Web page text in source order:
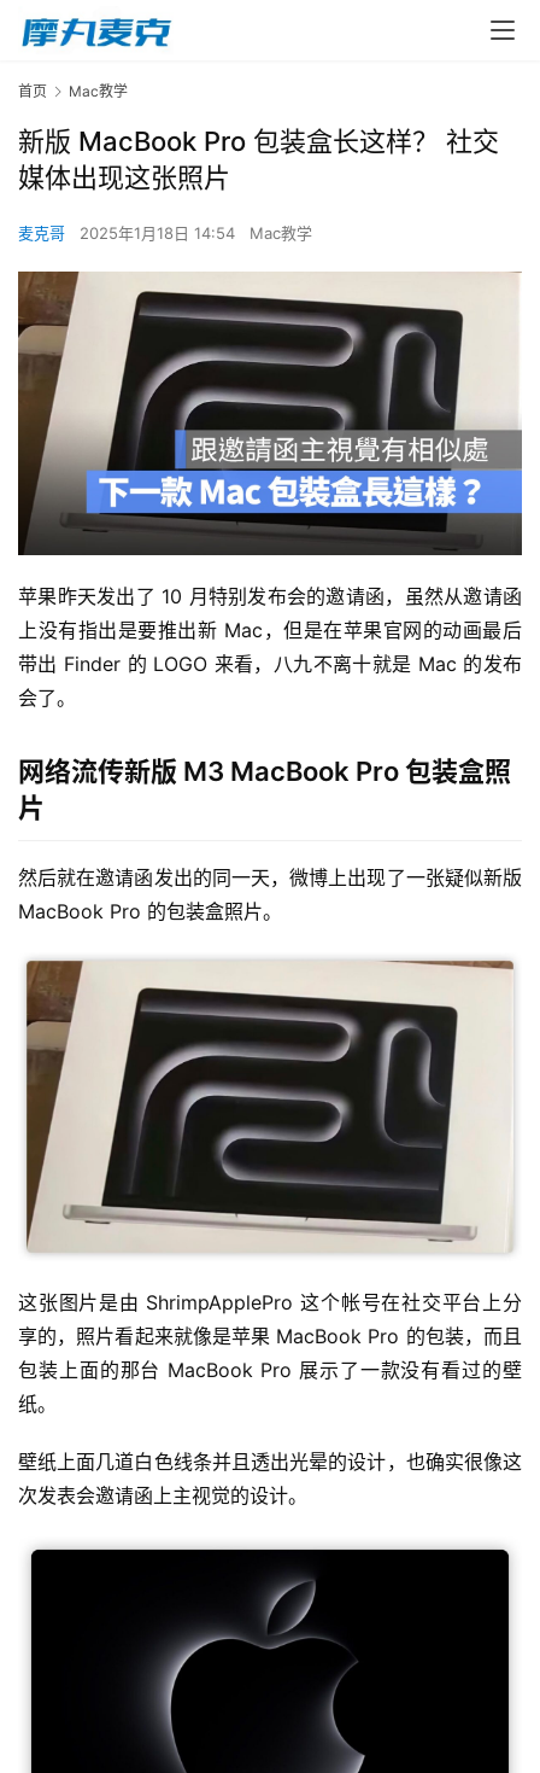
首页 Mac教学
新版 MacBook Pro 包装盒长这样？ 社交
媒体出现这张照片
麦克哥 2025年1月18日 14:54 Mac教学
苹果昨天发出了 10 月特别发布会的邀请函，虽然从邀请函
上没有指出是要推出新 Mac，但是在苹果官网的动画最后
带出 Finder 的 LOGO 来看，八九不离十就是 Mac 的发布
会了。
网络流传新版 M3 MacBook Pro 包装盒照
片
然后就在邀请函发出的同一天，微博上出现了一张疑似新版
MacBook Pro 的包装盒照片。
这张图片是由 ShrimpApplePro 这个帐号在社交平台上分
享的，照片看起来就像是苹果 MacBook Pro 的包装，而且
包装上面的那台 MacBook Pro 展示了一款没有看过的壁
纸。
壁纸上面几道白色线条并且透出光晕的设计，也确实很像这
次发表会邀请函上主视觉的设计。